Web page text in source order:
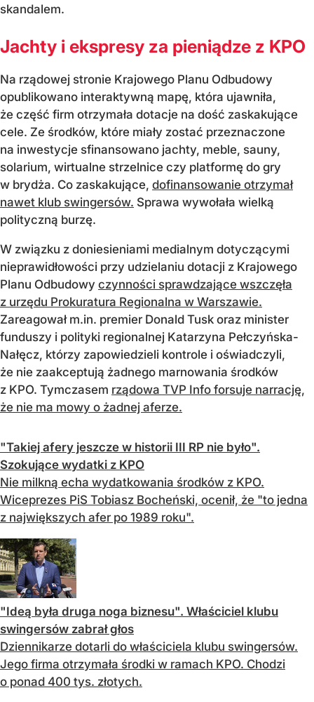
skandalem.
Jachty i ekspresy za pieniądze z KPO
Na rządowej stronie Krajowego Planu Odbudowy
opublikowano interaktywną mapę, która ujawniła,
że część firm otrzymała dotacje na dość zaskakujące
cele. Ze środków, które miały zostać przeznaczone
na inwestycje sfinansowano jachty, meble, sauny,
solarium, wirtualne strzelnice czy platformę do gry
w brydża. Co zaskakujące, dofinansowanie otrzymał
nawet klub swingersów. Sprawa wywołała wielką
polityczną burzę.
W związku z doniesieniami medialnym dotyczącymi
nieprawidłowości przy udzielaniu dotacji z Krajowego
Planu Odbudowy czynności sprawdzające wszczęła
z urzędu Prokuratura Regionalna w Warszawie.
Zareagował m.in. premier Donald Tusk oraz minister
funduszy i polityki regionalnej Katarzyna Pełczyńska-
Nałęcz, którzy zapowiedzieli kontrole i oświadczyli,
że nie zaakceptują żadnego marnowania środków
z KPO. Tymczasem rządowa TVP Info forsuje narrację,
że nie ma mowy o żadnej aferze.
"Takiej afery jeszcze w historii III RP nie było".
Szokujące wydatki z KPO
Nie milkną echa wydatkowania środków z KPO.
Wiceprezes PiS Tobiasz Bocheński, ocenił, że "to jedna
z największych afer po 1989 roku".
"Ideą była druga noga biznesu". Właściciel klubu
swingersów zabrał głos
Dziennikarze dotarli do właściciela klubu swingersów.
Jego firma otrzymała środki w ramach KPO. Chodzi
o ponad 400 tys. złotych.